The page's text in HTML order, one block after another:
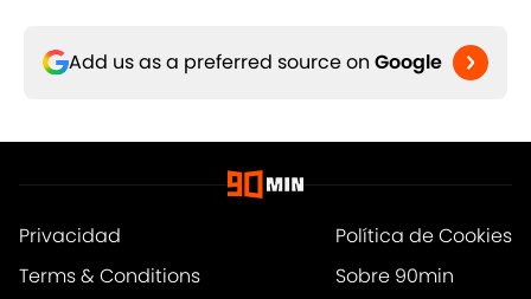
Add us as a preferred source on Google
Privacidad
Política de Cookies
Terms & Conditions
Sobre 90min